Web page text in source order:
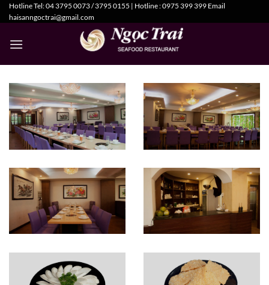
Chuyển
đến
nội
dung
Hotline Tel: 04 3795 0073 / 3795 0155 | Hotline : 0975 399 399 Email
haisanngoctrai@gmail.com